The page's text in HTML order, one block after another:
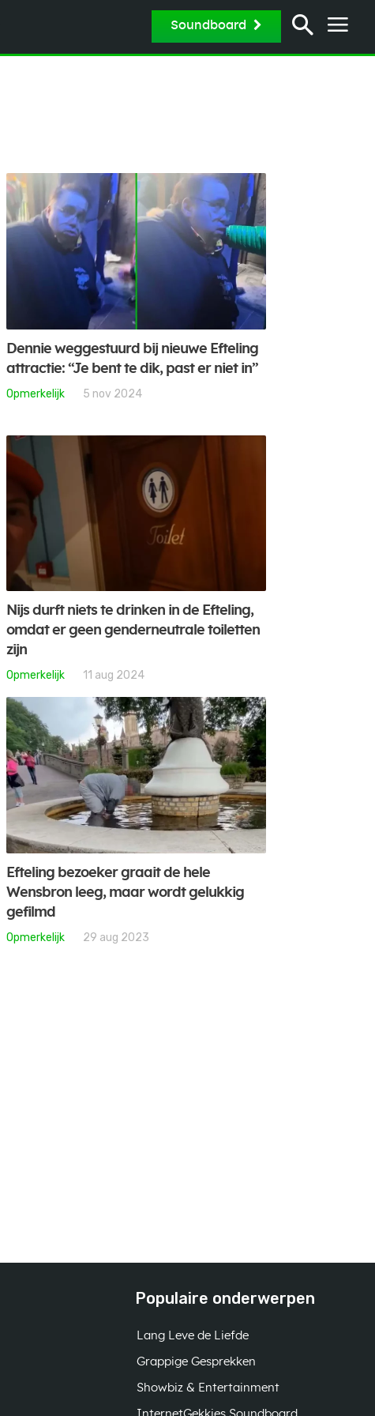
Soundboard
Dennie weggestuurd bij nieuwe Efteling
attractie: “Je bent te dik, past er niet in”
Opmerkelijk 5 nov 2024
Nijs durft niets te drinken in de Efteling,
omdat er geen genderneutrale toiletten
zijn
Opmerkelijk 11 aug 2024
Efteling bezoeker graait de hele
Wensbron leeg, maar wordt gelukkig
gefilmd
Opmerkelijk 29 aug 2023
Populaire onderwerpen
Lang Leve de Liefde
Grappige Gesprekken
Showbiz & Entertainment